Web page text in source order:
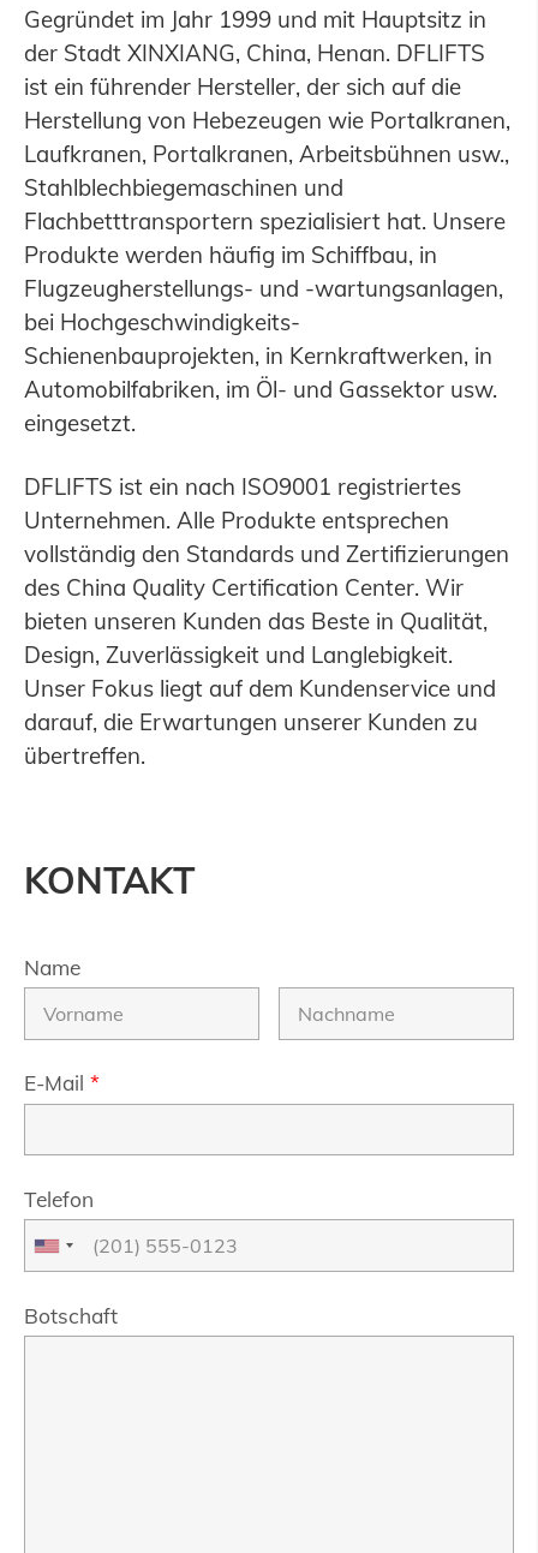
Gegründet im Jahr 1999 und mit Hauptsitz in
der Stadt XINXIANG, China, Henan. DFLIFTS
ist ein führender Hersteller, der sich auf die
Herstellung von Hebezeugen wie Portalkranen,
Laufkranen, Portalkranen, Arbeitsbühnen usw.,
Stahlblechbiegemaschinen und
Flachbetttransportern spezialisiert hat. Unsere
Produkte werden häufig im Schiffbau, in
Flugzeugherstellungs- und -wartungsanlagen,
bei Hochgeschwindigkeits-
Schienenbauprojekten, in Kernkraftwerken, in
Automobilfabriken, im Öl- und Gassektor usw.
eingesetzt.
DFLIFTS ist ein nach ISO9001 registriertes
Unternehmen. Alle Produkte entsprechen
vollständig den Standards und Zertifizierungen
des China Quality Certification Center. Wir
bieten unseren Kunden das Beste in Qualität,
Design, Zuverlässigkeit und Langlebigkeit.
Unser Fokus liegt auf dem Kundenservice und
darauf, die Erwartungen unserer Kunden zu
übertreffen.
KONTAKT
Name
E-Mail *
Telefon
Botschaft